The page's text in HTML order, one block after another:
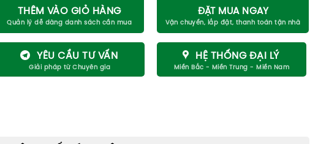
THÊM VÀO GIỎ HÀNG ĐẶT MUA NGAY
YÊU CẦU TƯ VẤN HỆ THỐNG ĐẠI LÝ